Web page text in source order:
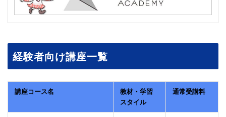
経験者向け講座一覧
講座コース名
教材・学習
スタイル
通常受講料